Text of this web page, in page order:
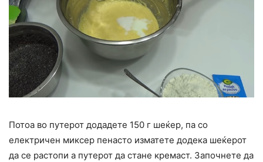
Потоа во путерот додадете 150 г шеќер, па со
електричен миксер пенасто изматете додека шеќерот
да се растопи а путерот да стане кремаст. Започнете да